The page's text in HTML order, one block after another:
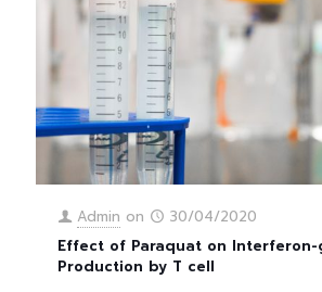
Admin on
30/04/2020
Effect of Paraquat on Interferon-
Production by T cell